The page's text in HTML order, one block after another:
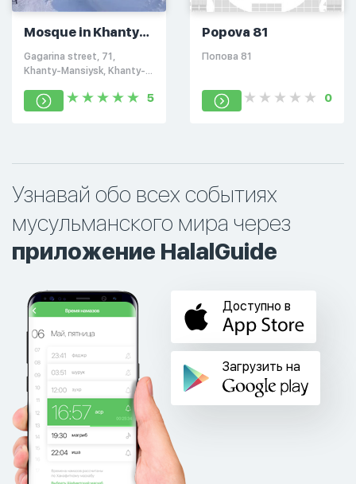
Mosque in Khanty-
Mansiysk
Gagarina street, 71,
Khanty-Mansiysk, Khanty-
Russia, 628011
5
Popova 81
Попова 81
0
Узнавай обо всех событиях
мусульманского мира через
приложение HalalGuide
Доступно в
Загрузить на